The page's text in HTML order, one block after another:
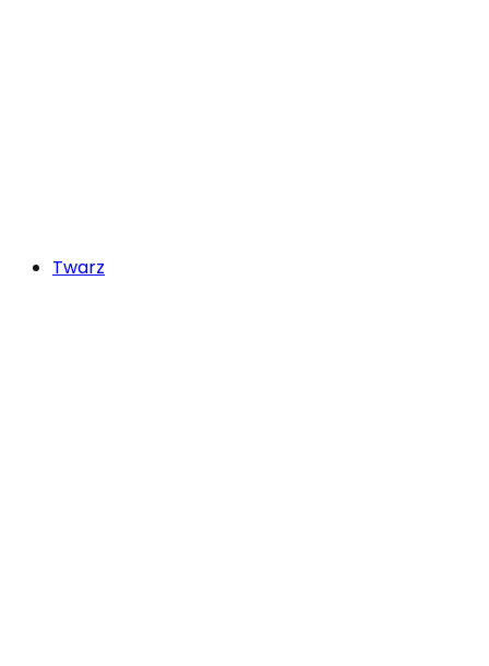
Twarz